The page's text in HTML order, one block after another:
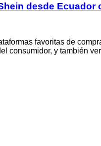
desde Ecuador
favoritas de
consumidor, y también